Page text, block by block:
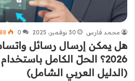
محمد فارس 30 نوفمبر، 2025 0
هل يمكن إرسال رسائل
(الدليل العربي الشامل)